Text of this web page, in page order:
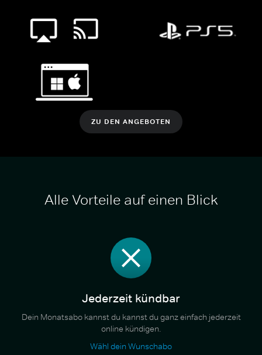
ZU DEN ANGEBOTEN
Alle Vorteile auf einen Blick
Jederzeit kündbar
Dein Monatsabo kannst du kannst du ganz einfach jederzeit
online kündigen.
Wähl dein Wunschabo